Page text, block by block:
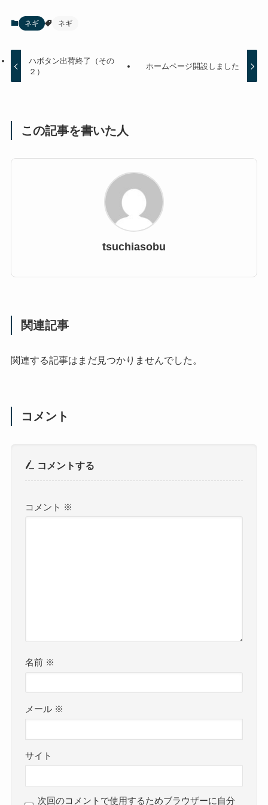
ネギ ネギ
ハボタン出荷終了（その
２）
ホームページ開設しました
この記事を書いた人
tsuchiasobu
関連記事
関連する記事はまだ見つかりませんでした。
コメント
コメントする
コメント ※
名前 ※
メール ※
サイト
次回のコメントで使用するためブラウザーに自分